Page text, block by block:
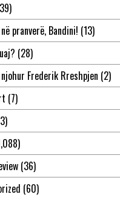
pranverë, Bandini! (13)
(28)
Frederik Rreshpjen (2)
(7)
(36)
(60)